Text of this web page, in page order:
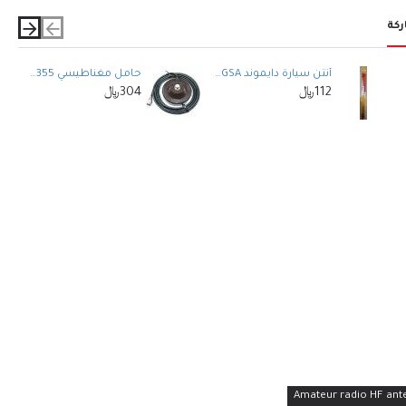
210 جم
أنتن سيارة دايموند Diamond M150GSA الأصلي للاتصال اللاسلكي VHF
112﷼
حامل مغناطيسي DIAMOND SPM355 مع كابل 5 أمتار
304﷼
Amateur radio HF